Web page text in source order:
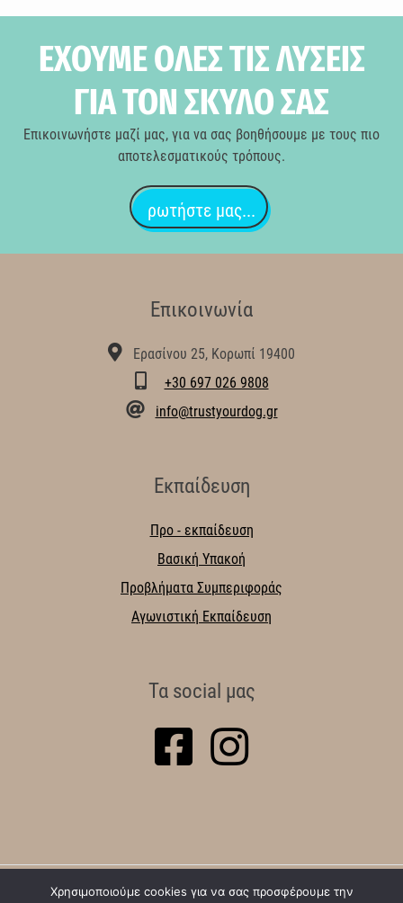
ΕΧΟΥΜΕ ΟΛΕΣ ΤΙΣ ΛΥΣΕΙΣ
ΓΙΑ ΤΟΝ ΣΚΥΛΟ ΣΑΣ
Επικοινωνήστε μαζί μας, για να σας βοηθήσουμε με τους πιο
αποτελεσματικούς τρόπους.
ρωτήστε μας...
Επικοινωνία
Ερασίνου 25, Κορωπί 19400
+30 697 026 9808
info@trustyourdog.gr
Εκπαίδευση
Προ - εκπαίδευση
Βασική Υπακοή
Προβλήματα Συμπεριφοράς
Αγωνιστική Εκπαίδευση
Τα social μας
Χρησιμοποιούμε cookies για να σας προσφέρουμε την